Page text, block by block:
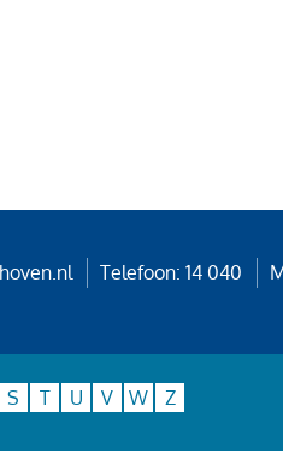
Telefoon: 14 040
S T U V W
Z